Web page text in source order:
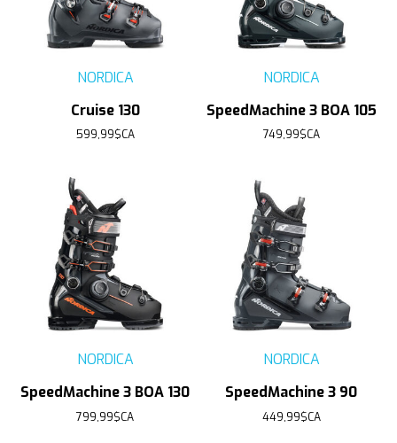
NORDICA
Cruise 130
599,99$CA
NORDICA
SpeedMachine 3 BOA 105
749,99$CA
NORDICA
SpeedMachine 3 BOA 130
799,99$CA
NORDICA
SpeedMachine 3 90
449,99$CA